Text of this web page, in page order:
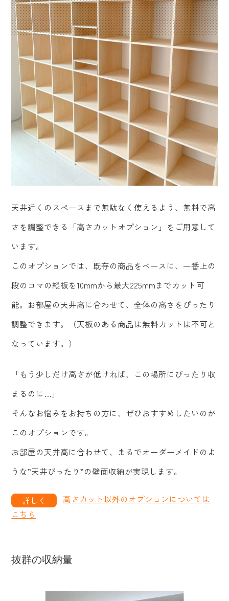
天井近くのスペースまで無駄なく使えるよう、無料で高
さを調整できる「高さカットオプション」をご用意して
います。
このオプションでは、既存の商品をベースに、一番上の
段のコマの縦板を10mmから最大225mmまでカット可
能。お部屋の天井高に合わせて、全体の高さをぴったり
調整できます。（天板のある商品は無料カットは不可と
なっています。）
「もう少しだけ高さが低ければ、この場所にぴったり収
まるのに…」
そんなお悩みをお持ちの方に、ぜひおすすめしたいのが
このオプションです。
お部屋の天井高に合わせて、まるでオーダーメイドのよ
うな”天井ぴったり”の壁面収納が実現します。
高さカット以外のオプションについては
こちら
抜群の収納量